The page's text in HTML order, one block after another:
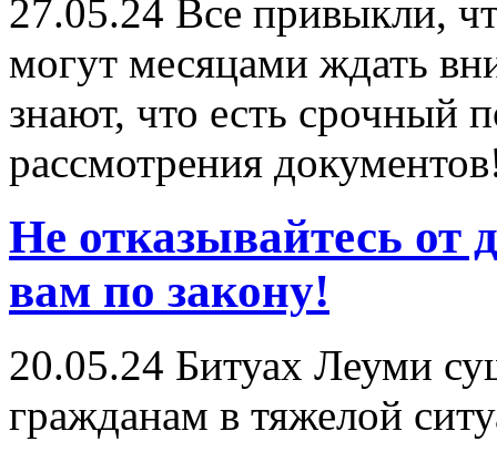
27.05.24 Все привыкли,
могут месяцами ждать
знают, что есть срочный
рассмотрения
Не отказывайтесь от
вам по закону!
20.05.24 Битуах Леуми
гражданам в тяжелой